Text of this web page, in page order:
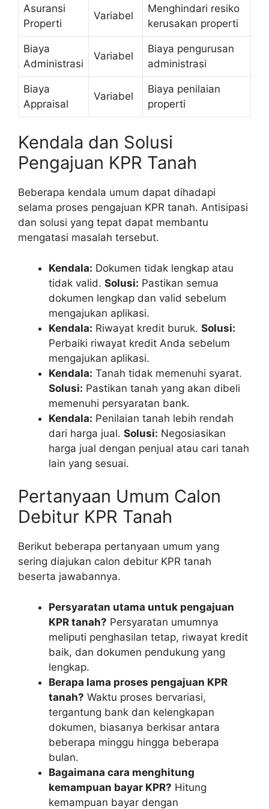
Asuransi
Properti
Variabel
Menghindari resiko
kerusakan properti
Biaya
Administrasi
Variabel
Biaya pengurusan
administrasi
Biaya
Appraisal
Variabel
Biaya penilaian
properti
Kendala dan Solusi
Pengajuan KPR Tanah
Beberapa kendala umum dapat dihadapi
selama proses pengajuan KPR tanah. Antisipasi
dan solusi yang tepat dapat membantu
mengatasi masalah tersebut.
Kendala: Dokumen tidak lengkap atau
tidak valid. Solusi: Pastikan semua
dokumen lengkap dan valid sebelum
mengajukan aplikasi.
Kendala: Riwayat kredit buruk. Solusi:
Perbaiki riwayat kredit Anda sebelum
mengajukan aplikasi.
Kendala: Tanah tidak memenuhi syarat.
Solusi: Pastikan tanah yang akan dibeli
memenuhi persyaratan bank.
Kendala: Penilaian tanah lebih rendah
dari harga jual. Solusi: Negosiasikan
harga jual dengan penjual atau cari tanah
lain yang sesuai.
Pertanyaan Umum Calon
Debitur KPR Tanah
Berikut beberapa pertanyaan umum yang
sering diajukan calon debitur KPR tanah
beserta jawabannya.
Persyaratan utama untuk pengajuan
KPR tanah? Persyaratan umumnya
meliputi penghasilan tetap, riwayat kredit
baik, dan dokumen pendukung yang
lengkap.
Berapa lama proses pengajuan KPR
tanah? Waktu proses bervariasi,
tergantung bank dan kelengkapan
dokumen, biasanya berkisar antara
beberapa minggu hingga beberapa
bulan.
Bagaimana cara menghitung
kemampuan bayar KPR? Hitung
kemampuan bayar dengan